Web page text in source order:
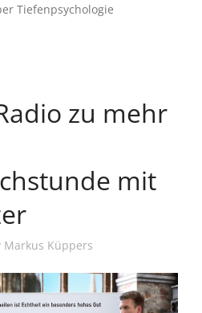
Tiefenpsychologie
zu mehr
mit
Markus Küppers